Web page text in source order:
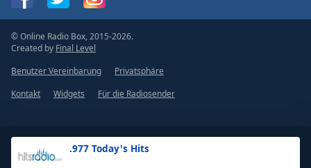
.977 Today's Hits
© Online Radio Box, 2015-2026.
Created by Final Level
Benutzer Vereinbarung
Privatsphäre
Kontakt
Widgets Für die Radiosender